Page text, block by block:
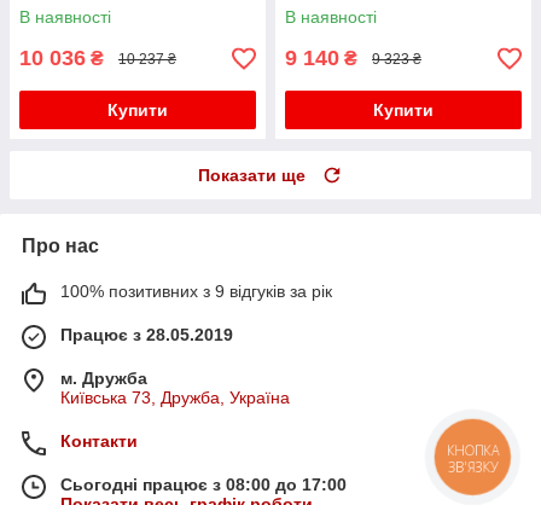
В наявності
10 036 ₴ 10 237 ₴
Купити
В наявності
9 140 ₴ 9 323 ₴
Купити
Показати ще
Про нас
100% позитивних з 9 відгуків за рік
Працює з 28.05.2019
м. Дружба
Київська 73, Дружба, Україна
Контакти
Сьогодні працює з 08:00 до 17:00
КНОПКА
ЗВ'ЯЗКУ